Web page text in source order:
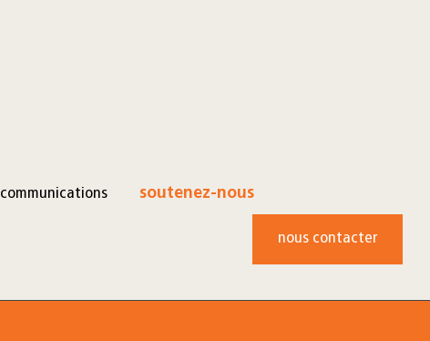
communications soutenez-nous
nous contacter